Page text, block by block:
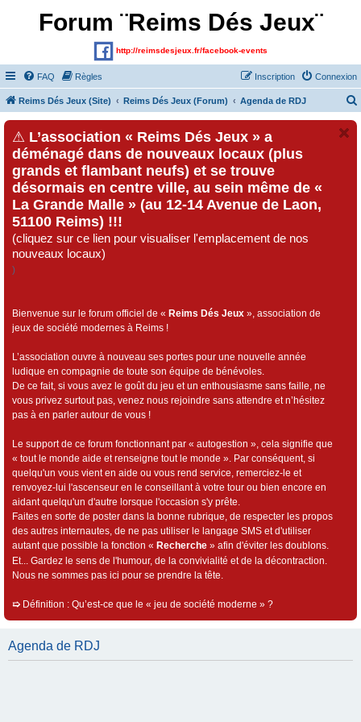
Forum ¨Reims Dés Jeux¨
http://reimsdesjeux.fr/facebook-events
FAQ Règles Connexion
Inscription
Reims Dés Jeux (Site) Reims Dés Jeux (Forum) Agenda de RDJ
⚠ L’association « Reims Dés Jeux » a
déménagé dans de nouveaux locaux (plus
grands et flambant neufs) et se trouve
désormais en centre ville, au sein même de «
La Grande Malle » (au 12-14 Avenue de Laon,
51100 Reims) !!!
(cliquez sur ce lien pour visualiser l'emplacement de nos
nouveaux locaux)
)
Bienvenue sur le forum officiel de « Reims Dés Jeux », association de
jeux de société modernes à Reims !
L’association ouvre à nouveau ses portes pour une nouvelle année
ludique en compagnie de toute son équipe de bénévoles.
De ce fait, si vous avez le goût du jeu et un enthousiasme sans faille, ne
vous privez surtout pas, venez nous rejoindre sans attendre et n’hésitez
pas à en parler autour de vous !
Le support de ce forum fonctionnant par « autogestion », cela signifie que
« tout le monde aide et renseigne tout le monde ». Par conséquent, si
quelqu'un vous vient en aide ou vous rend service, remerciez-le et
renvoyez-lui l'ascenseur en le conseillant à votre tour ou bien encore en
aidant quelqu'un d'autre lorsque l'occasion s'y prête.
Faites en sorte de poster dans la bonne rubrique, de respecter les propos
des autres internautes, de ne pas utiliser le langage SMS et d'utiliser
autant que possible la fonction « Recherche » afin d'éviter les doublons.
Et... Gardez le sens de l'humour, de la convivialité et de la décontraction.
Nous ne sommes pas ici pour se prendre la tête.
➯ Définition : Qu’est-ce que le « jeu de société moderne » ?
Agenda de RDJ